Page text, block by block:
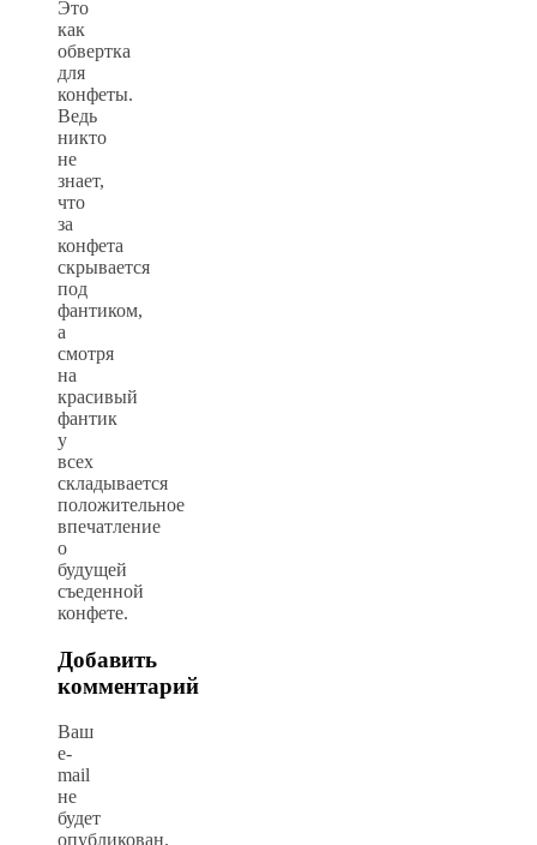
Это
как
обвертка
для
конфеты.
Ведь
никто
не
знает,
что
за
конфета
скрывается
под
фантиком,
а
смотря
на
красивый
фантик
у
всех
складывается
положительное
впечатление
о
будущей
съеденной
конфете.
Добавить
комментарий
Ваш
e-
mail
не
будет
опубликован.